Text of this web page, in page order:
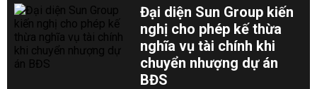
Đại diện Sun Group kiến
nghị cho phép kế thừa
nghĩa vụ tài chính khi
chuyển nhượng dự án
BĐS